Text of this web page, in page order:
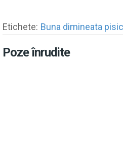
Etichete: Buna dimineata
Poze înrudite